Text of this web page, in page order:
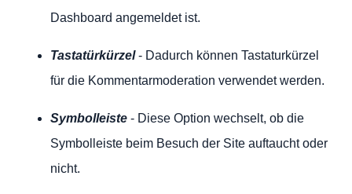
Dashboard angemeldet ist.
Tastatürkürzel- Dadurch können Tastaturkürzel
für die Kommentarmoderation verwendet werden.
Symbolleiste - Diese Option wechselt, ob die
Symbolleiste beim Besuch der Site auftaucht oder
nicht.